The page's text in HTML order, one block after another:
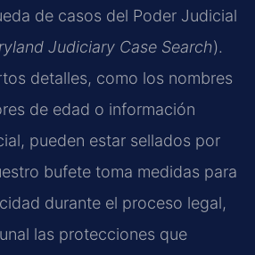
de casos del Poder Judicial
Judiciary Case Search).
detalles, como los nombres
de edad o información
pueden estar sellados por
bufete toma medidas para
durante el proceso legal,
las protecciones que